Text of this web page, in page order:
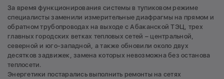
За время функционирования системы в тупиковом режиме
специалисты заменили измерительные диафрагмы на прямом и
обратном трубопроводах на выходе с Абаканской ТЭЦ, трех
главных городских ветках тепловых сетей – центральной,
северной и юго-западной, а также обновили около двух
десятков задвижек, замена которых невозможна без останова
теплосети.
Энергетики постарались выполнить ремонты на сетях